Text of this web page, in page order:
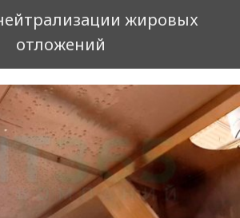
жировых
отложений